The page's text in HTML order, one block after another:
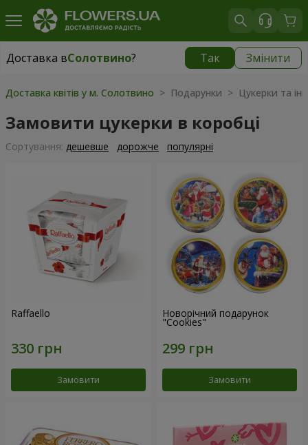
Доставка вСолотвино? Так Змінити
Доставка вСолотвино|
Доставка квітів у м. Солотвино > Подарунки > Цукерки та
Замовити цукерки в коробці
Сортування: дешевше дорожче популярні
Raffaello
Замовити
Новорічний подарунок
"Cookies"
Замовити